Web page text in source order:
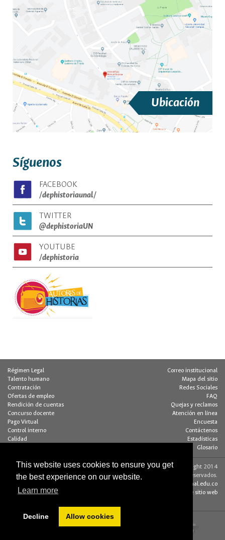
This website uses cookies to ensure you get
the best experience on our website.
Learn more
Decline Allow cookies
Ubicación
Síguenos
FACEBOOK
/dephistoriaunal/
TWITTER
@dephistoriaUN
YOUTUBE
/dephistoria
Régimen Legal
Talento humano
Contratación
Ofertas de empleo
Rendición de cuentas
Concurso docente
Pago Virtual
Control interno
Calidad
Correo institucional
Mapa del sitio
Redes Sociales
FAQ
Quejas y reclamos
Atención en línea
Encuesta
Contáctenos
Estadísticas
Glosario
Contacto página web:
Dirección
Bogotá D.C., Colombia
© Copyright 2014
Algunos derechos reservados.
editorweb_fchbog@unal.edu.co
Acerca de este sitio web